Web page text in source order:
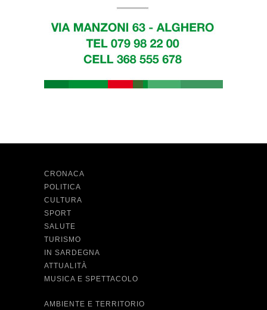
CRONACA
POLITICA
CULTURA
SPORT
SALUTE
TURISMO
IN SARDEGNA
ATTUALITÀ
MUSICA E SPETTACOLO
AMBIENTE E TERRITORIO